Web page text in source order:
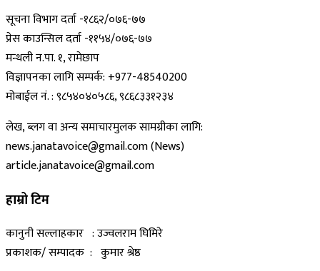
सूचना विभाग दर्ता -१८६२/०७६-७७
प्रेस काउन्सिल दर्ता -११५४/०७६-७७
मन्थली न.पा. १, रामेछाप
विज्ञापनका लागि सम्पर्क: +977-48540200
मोबाईल नं. : ९८५४०४०५८६, ९८६८३३१२३४
लेख, ब्लग वा अन्य समाचारमुलक सामग्रीका लागि:
news.janatavoice@gmail.com (News)
article.janatavoice@gmail.com
हाम्रो टिम
कानुनी सल्लाहकार : उज्वलराम घिमिरे
प्रकाशक/ सम्पादक : कुमार श्रेष्ठ